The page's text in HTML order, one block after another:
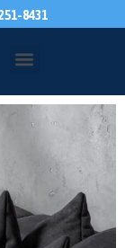
8431